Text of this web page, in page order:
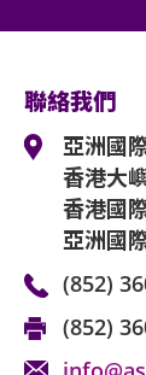
聯絡我們
亞洲國
香港大
香港國
亞洲國
(852)
(852)